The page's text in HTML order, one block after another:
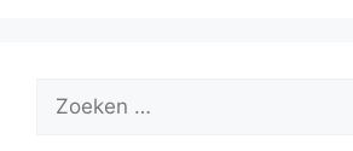
naar: